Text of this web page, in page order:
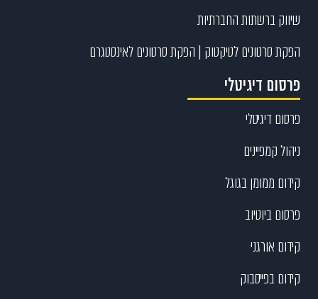
שיווק ברשתות החברתיות
הפקת סרטונים לטיקטוק | הפקת סרטונים לאינסטגרם
פרסום דיגיטלי
פרסום דיגיטלי
ניהול קמפיינים
קידום ממומן בגוגל
פרסום ביוטיוב
קידום אורגני
קידום בפייסבוק